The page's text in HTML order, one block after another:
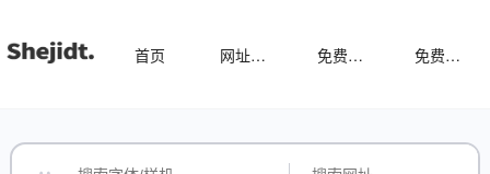
首页 网址导航 免费样机 免费字体